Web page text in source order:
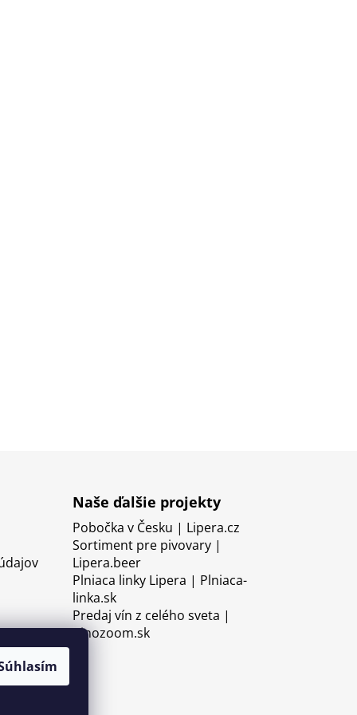
Naše ďalšie projekty
Pobočka v Česku | Lipera.cz
Sortiment pre pivovary |
Lipera.beer
Plniaca linky Lipera | Plniaca-
linka.sk
Predaj vín z celého sveta |
Vinozoom.sk